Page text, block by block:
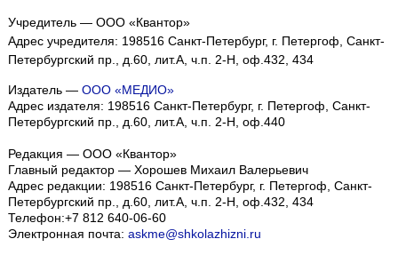
Учредитель — ООО «Квантор»
Адрес учредителя: 198516 Санкт-Петербург, г. Петергоф, Санкт-
Петербургский пр., д.60, лит.А, ч.п. 2-Н, оф.432, 434
Издатель — ООО «МЕДИО»
Адрес издателя: 198516 Санкт-Петербург, г. Петергоф, Санкт-
Петербургский пр., д.60, лит.А, ч.п. 2-Н, оф.440
Редакция — ООО «Квантор»
Главный редактор — Хорошев Михаил Валерьевич
Адрес редакции: 198516 Санкт-Петербург, г. Петергоф, Санкт-
Петербургский пр., д.60, лит.А, ч.п. 2-Н, оф.432, 434
Телефон:+7 812 640-06-60
Электронная почта: askme@shkolazhizni.ru